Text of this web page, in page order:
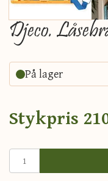
Djeco.
På lager
Stykpris